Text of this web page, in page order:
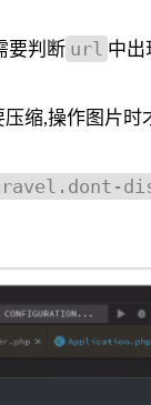
要判断 url 中出
缩,操作图片时